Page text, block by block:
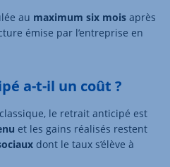
au maximum six mois après
émise par l’entreprise en
a-t-il un coût ?
le retrait anticipé est
et les gains réalisés restent
dont le taux s’élève à